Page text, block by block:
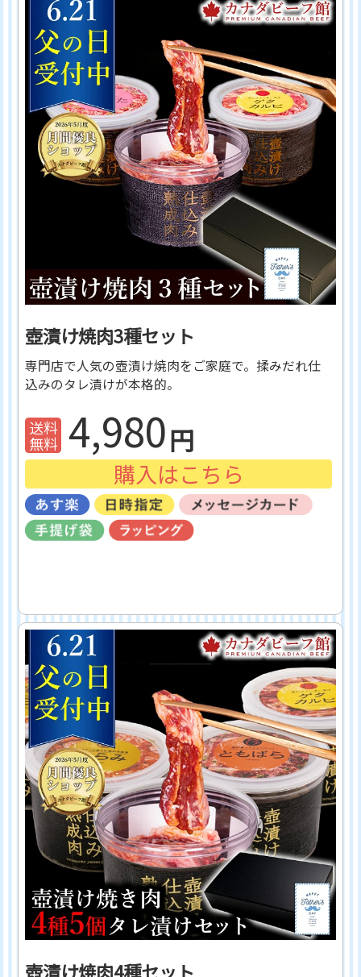
壺漬け焼肉3種セット
専門店で人気の壺漬け焼肉をご家庭で。揉みだれ仕
込みのタレ漬けが本格的。
4,980
購入はこちら
壺漬け焼肉4種セット